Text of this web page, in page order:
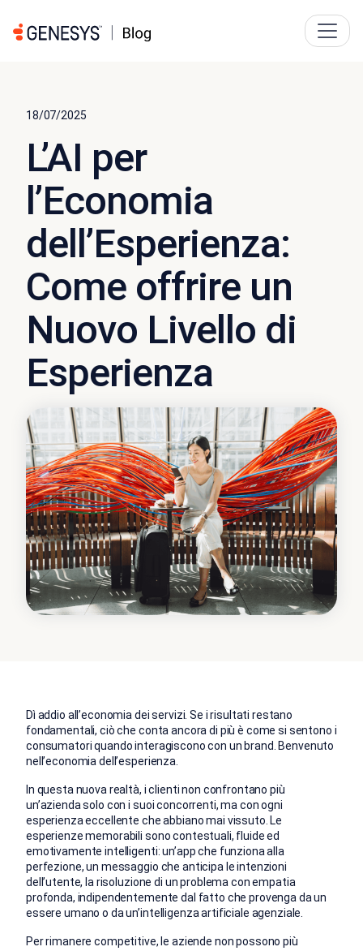
18/07/2025
L’AI per
l’Economia
dell’Esperienza:
Come offrire un
Nuovo Livello di
Esperienza
Dì addio all’economia dei servizi. Se i risultati restano
fondamentali, ciò che conta ancora di più è come si sentono i
consumatori quando interagiscono con un brand. Benvenuto
nell’economia dell’esperienza.
In questa nuova realtà, i clienti non confrontano più
un’azienda solo con i suoi concorrenti, ma con ogni
esperienza eccellente che abbiano mai vissuto. Le
esperienze memorabili sono contestuali, fluide ed
emotivamente intelligenti: un’app che funziona alla
perfezione, un messaggio che anticipa le intenzioni
dell’utente, la risoluzione di un problema con empatia
profonda, indipendentemente dal fatto che provenga da un
essere umano o da un’intelligenza artificiale agenziale.
Per rimanere competitive, le aziende non possono più